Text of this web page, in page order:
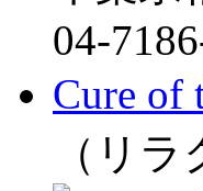
04-
Cure of
（リ